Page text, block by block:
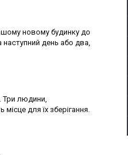
новому будинку до
день або два,
Три людини,
для їх зберігання.